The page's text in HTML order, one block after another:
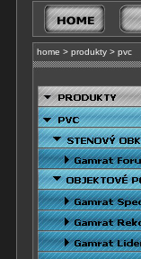
home > produkty > pvc